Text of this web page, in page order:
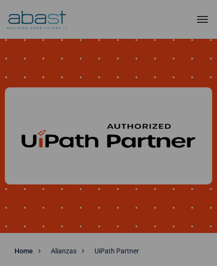
Home Alianzas UiPath Partner